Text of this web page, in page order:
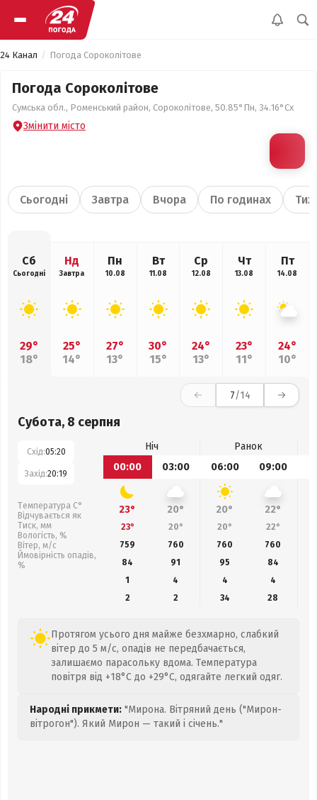
24 Канал Погода Сороколітове
Погода Сороколітове
Сумська обл., Роменський район, Сороколітове, 50.85°Пн, 34.16°Сх
Змінити місто
Сьогодні Завтра Вчора По годинах
Сб
Сьогодні
29°
18°
Нд
Завтра
25°
14°
Пн
10.08
27°
13°
Вт
11.08
30°
15°
Ср
12.08
24°
13°
Чт
13.08
23°
11°
Пт
14.08
24°
10°
7/14
Субота, 8 серпня
Схід:05:20
Захід:20:19
Температура С°
Відчувається як
Тиск, мм
Вологість, %
Вітер, м/с
Ймовірність опадів,
%
Ніч
Ранок
00:00
03:00 06:00 09:00
23° 20° 20° 22°
23° 20° 20° 22°
759
760 760 760
84
91 95 84
1
4 4
4
2
2 34 28
Протягом усього дня майже безхмарно, слабкий
вітер до 5 м/с, опадів не передбачається,
залишаємо парасольку вдома. Температура
повітря від +18°C до +29°C, одягайте легкий одяг.
Народні прикмети: "Мирона. Вітряний день ("Мирон-
вітрогон"). Який Мирон — такий і січень."